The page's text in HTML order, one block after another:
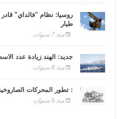
روسيا: نظام "فالداي"
طيار
منذ 7 سنوات
جديد: الهند زيادة عدد
منذ 8 سنوات
: تطور المحركات
منذ 6 سنوات